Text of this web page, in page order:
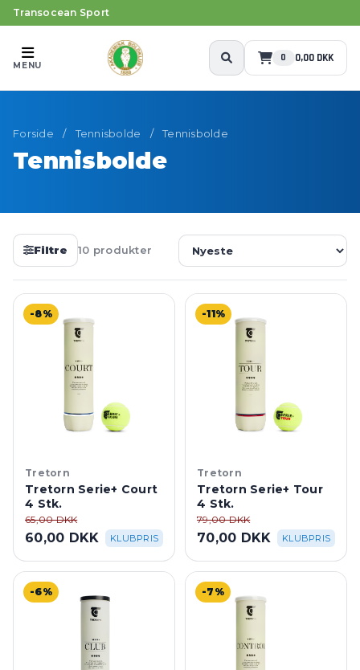
Transocean Sport
MENU
0 0,00 DKK
Forside / Tennisbolde / Tennisbolde
Tennisbolde
Filtre 10 produkter
-8%
Tretorn
Tretorn Serie+ Court
4 Stk.
65,00 DKK
60,00 DKK KLUBPRIS
-11%
Tretorn
Tretorn Serie+ Tour
4 Stk.
79,00 DKK
70,00 DKK KLUBPRIS
-6% -7%